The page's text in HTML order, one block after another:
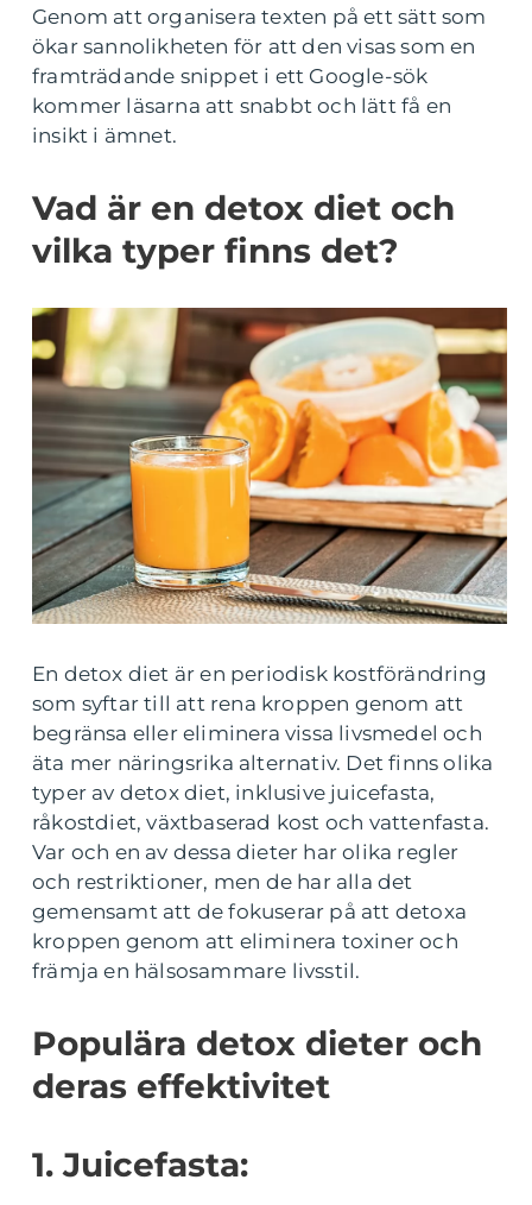
Genom att organisera texten på ett sätt som
ökar sannolikheten för att den visas som en
framträdande snippet i ett Google-sök
kommer läsarna att snabbt och lätt få en
insikt i ämnet.
Vad är en detox diet och
vilka typer finns det?
En detox diet är en periodisk kostförändring
som syftar till att rena kroppen genom att
begränsa eller eliminera vissa livsmedel och
äta mer näringsrika alternativ. Det finns olika
typer av detox diet, inklusive juicefasta,
råkostdiet, växtbaserad kost och vattenfasta.
Var och en av dessa dieter har olika regler
och restriktioner, men de har alla det
gemensamt att de fokuserar på att detoxa
kroppen genom att eliminera toxiner och
främja en hälsosammare livsstil.
Populära detox dieter och
deras effektivitet
1. Juicefasta: